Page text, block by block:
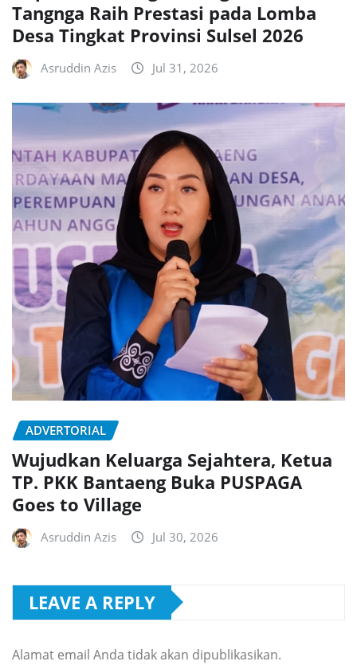
Tangnga Raih Prestasi pada Lomba
Desa Tingkat Provinsi Sulsel 2026
Asruddin Azis Jul 31, 2026
ADVERTORIAL
Wujudkan Keluarga Sejahtera, Ketua
TP. PKK Bantaeng Buka PUSPAGA
Goes to Village
Asruddin Azis Jul 30, 2026
LEAVE A REPLY
Alamat email Anda tidak akan dipublikasikan.